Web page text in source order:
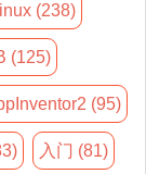
(238)
(125)
(95)
入门 (81)